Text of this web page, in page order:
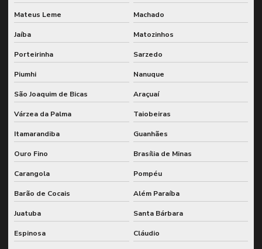
Mateus Leme Machado
Jaíba Matozinhos
Porteirinha Sarzedo
Piumhi Nanuque
São Joaquim de Bicas Araçuaí
Várzea da Palma Taiobeiras
Itamarandiba Guanhães
Ouro Fino Brasília de Minas
Carangola Pompéu
Barão de Cocais Além Paraíba
Juatuba Santa Bárbara
Espinosa Cláudio